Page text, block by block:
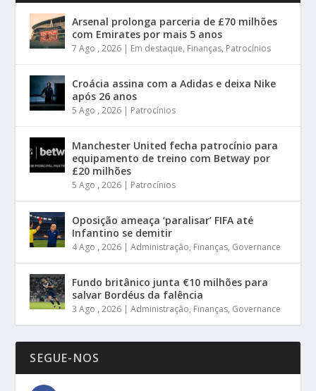
Arsenal prolonga parceria de £70 milhões
com Emirates por mais 5 anos
7 Ago , 2026 | Em destaque, Finanças, Patrocínios
Croácia assina com a Adidas e deixa Nike
após 26 anos
5 Ago , 2026 | Patrocínios
Manchester United fecha patrocínio para
equipamento de treino com Betway por
£20 milhões
5 Ago , 2026 | Patrocínios
Oposição ameaça ‘paralisar’ FIFA até
Infantino se demitir
4 Ago , 2026 |Administração, Finanças, Governance
Fundo britânico junta €10 milhões para
salvar Bordéus da falência
3 Ago , 2026 |Administração, Finanças, Governance
SEGUE-NOS